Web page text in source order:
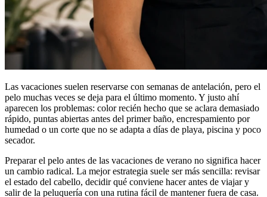
Las vacaciones suelen reservarse con semanas de antelación, pero el
pelo muchas veces se deja para el último momento. Y justo ahí
aparecen los problemas: color recién hecho que se aclara demasiado
rápido, puntas abiertas antes del primer baño, encrespamiento por
humedad o un corte que no se adapta a días de playa, piscina y poco
secador.
Preparar el pelo antes de las vacaciones de verano no significa hacer
un cambio radical. La mejor estrategia suele ser más sencilla: revisar
el estado del cabello, decidir qué conviene hacer antes de viajar y
salir de la peluquería con una rutina fácil de mantener fuera de casa.